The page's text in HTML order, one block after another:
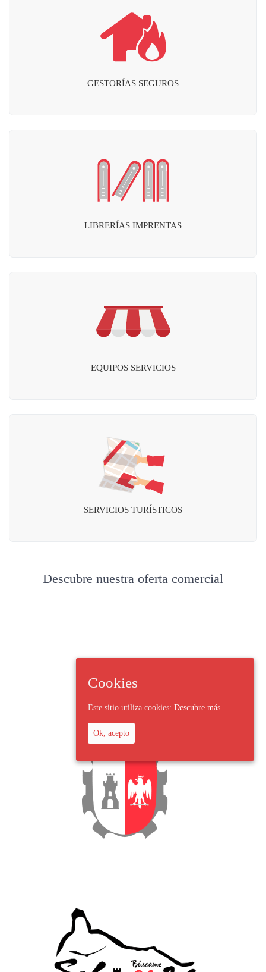
GESTORÍAS SEGUROS
LIBRERÍAS IMPRENTAS
EQUIPOS SERVICIOS
SERVICIOS TURÍSTICOS
Descubre nuestra oferta comercial
Cookies
Este sitio utiliza cookies: Descubre más.
Ok, acepto